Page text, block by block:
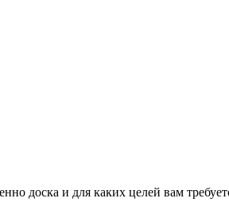
доска и для каких целей вам